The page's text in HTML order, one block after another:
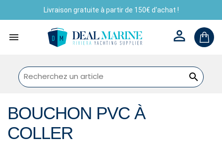
Livraison gratuite à partir de 150€ d'achat !
 

BOUCHON PVC À
COLLER